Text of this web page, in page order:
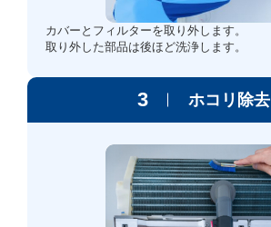
カバーとフィルターを取り外します。
取り外した部品は後ほど洗浄します。
3 ホコリ除去